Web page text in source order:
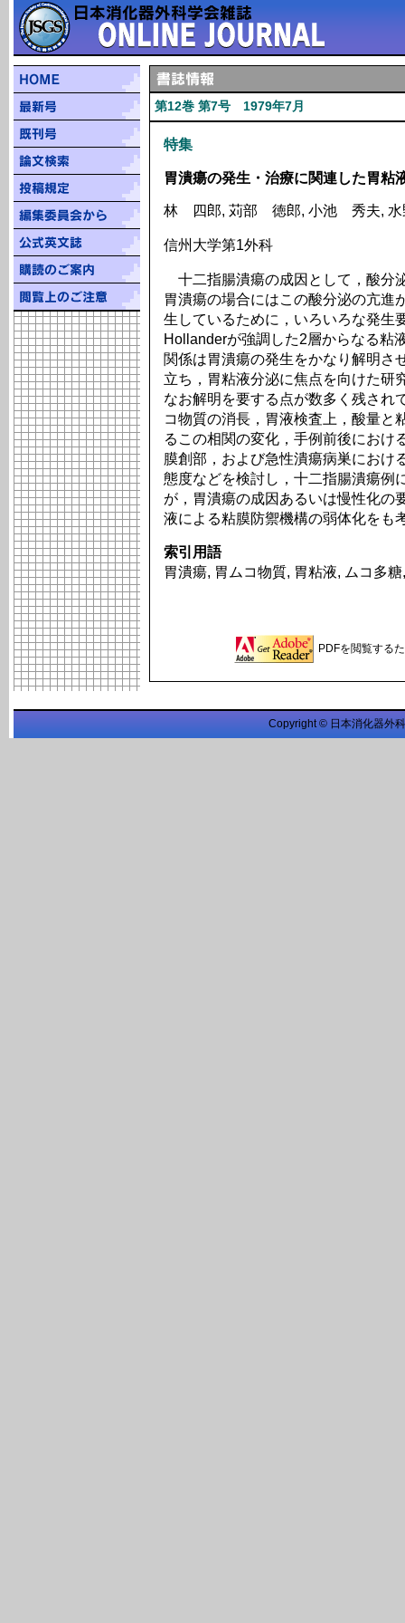
第12巻 第7号 1979年7月
特集
胃潰瘍の発生・治療に関連した胃粘
林 四郎, 苅部 徳郎, 小池 秀夫,
信州大学第1外科
十二指腸潰瘍の成因として，酸分
胃潰瘍の場合にはこの酸分泌の亢進
生しているために，いろいろな発生
Hollanderが強調した2層からなる粘
関係は胃潰瘍の発生をかなり解明さ
立ち，胃粘液分泌に焦点を向けた研
なお解明を要する点が数多く残され
コ物質の消長，胃液検査上，酸量と
るこの相関の変化，手例前後におけ
膜創部，および急性潰瘍病巣におけ
態度などを検討し，十二指腸潰瘍例
が，胃潰瘍の成因あるいは慢性化の
液による粘膜防禦機構の弱体化をも
索引用語
胃潰瘍, 胃ムコ物質, 胃粘液, ムコ多
PDFを閲覧する
Copyright © 日本消化器外